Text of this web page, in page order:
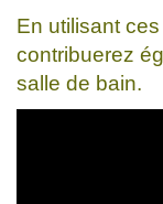
En utilisant
contribuerez
salle de bain.